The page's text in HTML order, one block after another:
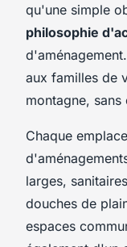
qu'une simple
philosophie
aux familles de
montagne,
Chaque
larges,
douches de
espaces